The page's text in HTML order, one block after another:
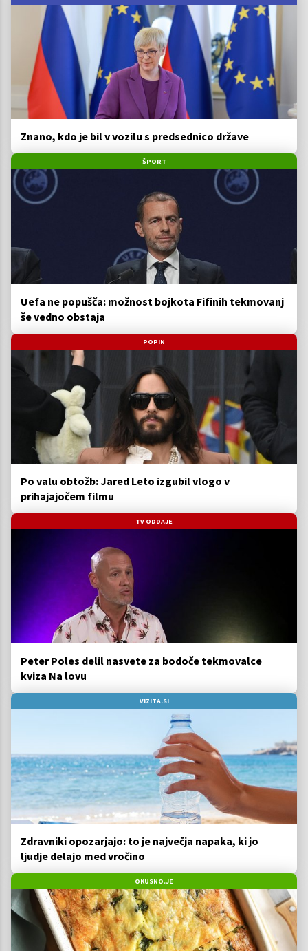
Znano, kdo je bil v vozilu s predsednico države
ŠPORT
Uefa ne popušča: možnost bojkota Fifinih tekmovanj
še vedno obstaja
POPIN
Po valu obtožb: Jared Leto izgubil vlogo v
prihajajočem filmu
TV ODDAJE
Peter Poles delil nasvete za bodoče tekmovalce
kviza Na lovu
VIZITA.SI
Zdravniki opozarjajo: to je največja napaka, ki jo
ljudje delajo med vročino
OKUSNO.JE